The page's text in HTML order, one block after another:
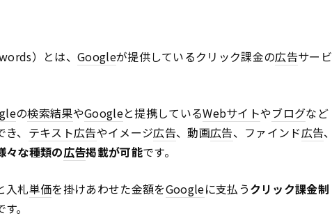
）とは、 Googleが提供しているクリック課金の広告サービ
の検索結果やGoogleと提携しているWebサイトやブログなど
、 テキスト広告やイメージ広告、動画広告、ファインド広告、
々な種類の広告掲載が可能です。
入札単価を掛けあわせた金額をGoogleに支払うクリック課金制
。